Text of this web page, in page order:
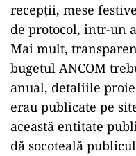
recepții, mese
de protocol, într-un
Mai mult,
bugetul ANCOM
anual, detaliile
erau publicate pe
această entitate
dă socoteală